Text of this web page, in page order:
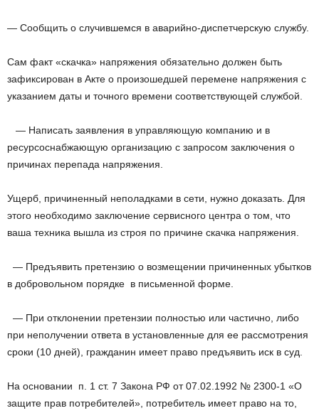
— Сообщить о случившемся в аварийно-диспетчерскую службу.
Сам факт «скачка» напряжения обязательно должен быть
зафиксирован в Акте о произошед­шей перемене напряжения с
указанием даты и точного времени соответствующей службой.
— Написать заявления в управляющую компанию и в
ресурсоснабжающую организацию с запросом заключения о
причинах перепада напряжения.
Ущерб, причиненный неполадками в сети, нужно доказать. Для
этого необходимо заключение сервисного центра о том, что
ваша техника вышла из строя по причине скачка напряжения.
— Предъявить претензию о возмещении причиненных убытков
в добровольном порядке в письменной форме.
— При отклонении претензии полностью или частично, либо
при неполучении ответа в установленные для ее рассмотрения
сроки (10 дней), гражданин имеет право предъявить иск в суд.
На основании п. 1 ст. 7 Закона РФ от 07.02.1992 № 2300-1 «О
защите прав потребителей», потребитель имеет право на то,